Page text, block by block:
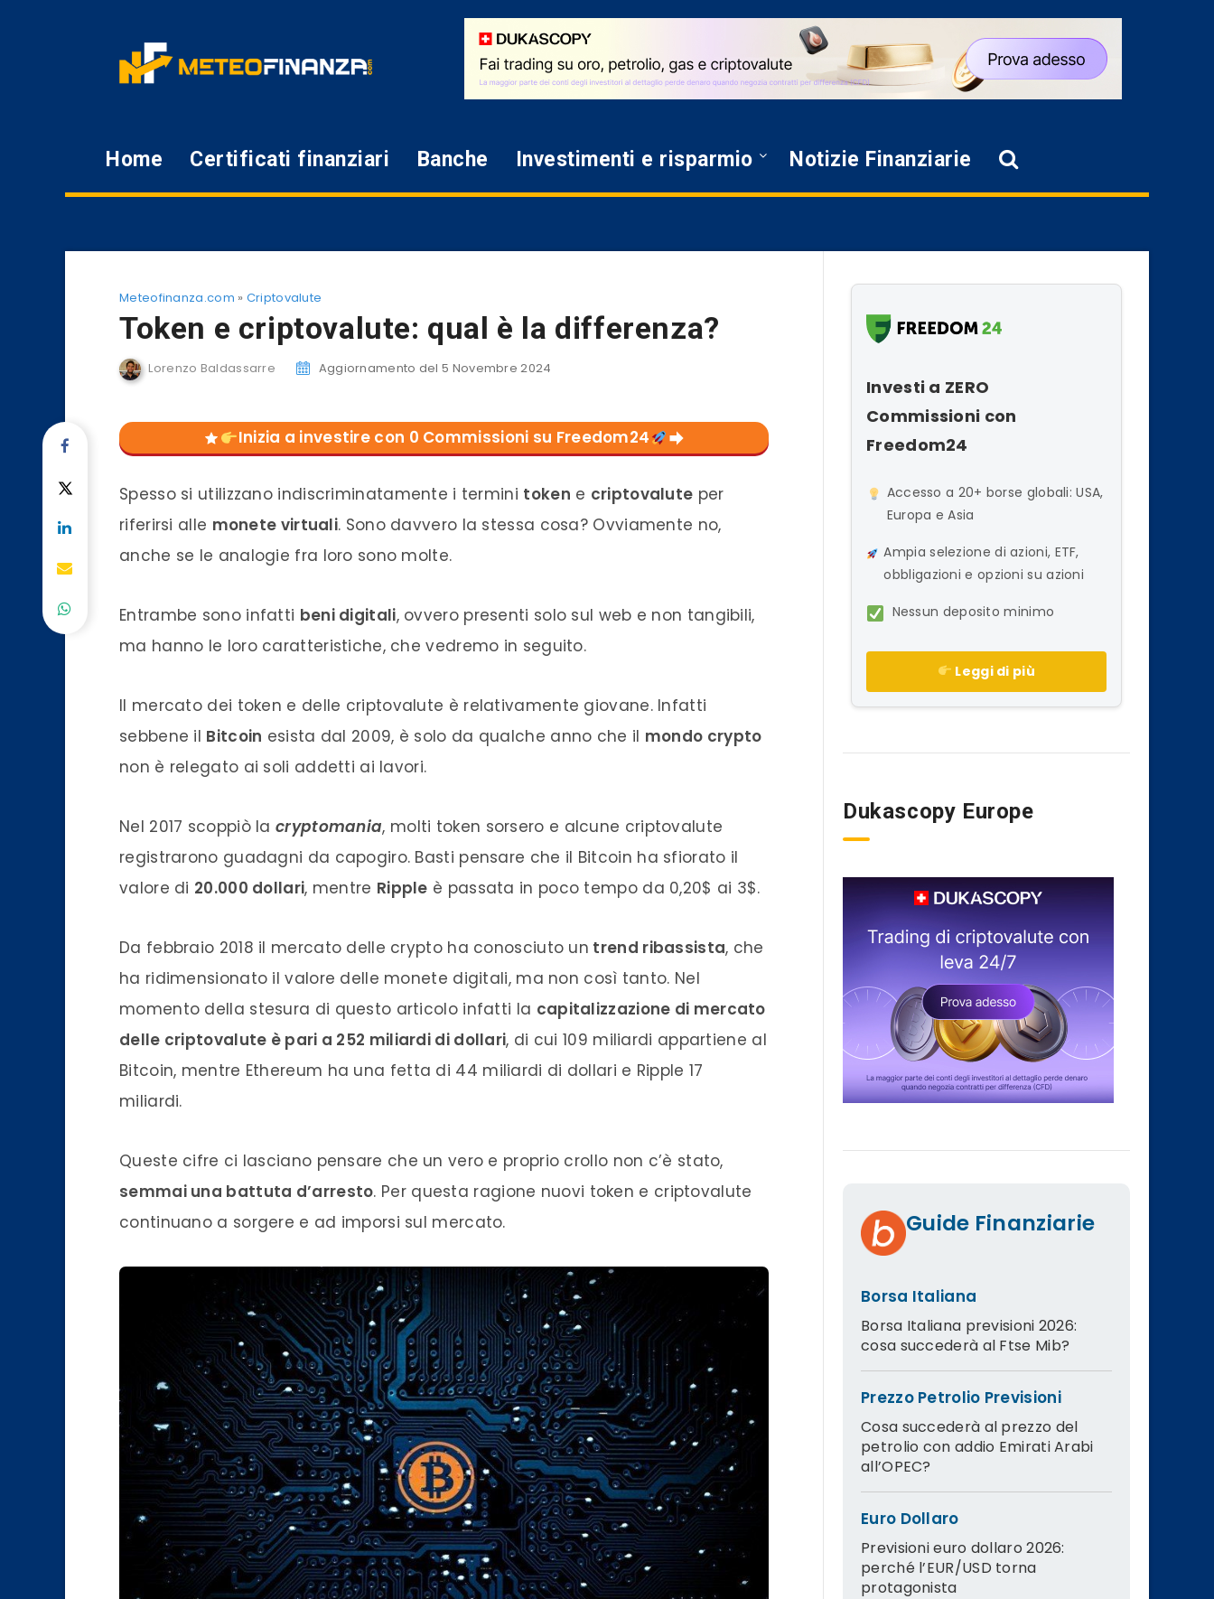
Home Certificati finanziari Banche Investimenti e risparmio Notizie Finanziarie
Meteofinanza.com » Criptovalute
Token e criptovalute: qual è la differenza?
Lorenzo Baldassarre Aggiornamento del 5 Novembre 2024
Inizia a investire con 0 Commissioni su Freedom24
Spesso si utilizzano indiscriminatamente i termini token e criptovalute per
riferirsi alle monete virtuali. Sono davvero la stessa cosa? Ovviamente no,
anche se le analogie fra loro sono molte.
Entrambe sono infatti beni digitali, ovvero presenti solo sul web e non tangibili,
ma hanno le loro caratteristiche, che vedremo in seguito.
Il mercato dei token e delle criptovalute è relativamente giovane. Infatti
sebbene il Bitcoin esista dal 2009, è solo da qualche anno che il mondo crypto
non è relegato ai soli addetti ai lavori.
Nel 2017 scoppiò la cryptomania, molti token sorsero e alcune criptovalute
registrarono guadagni da capogiro. Basti pensare che il Bitcoin ha sfiorato il
valore di 20.000 dollari, mentre Ripple è passata in poco tempo da 0,20$ ai 3$.
Da febbraio 2018 il mercato delle crypto ha conosciuto un trend ribassista, che
ha ridimensionato il valore delle monete digitali, ma non così tanto. Nel
momento della stesura di questo articolo infatti la capitalizzazione di mercato
delle criptovalute è pari a 252 miliardi di dollari, di cui 109 miliardi appartiene al
Bitcoin, mentre Ethereum ha una fetta di 44 miliardi di dollari e Ripple 17
miliardi.
Queste cifre ci lasciano pensare che un vero e proprio crollo non c’è stato,
semmai una battuta d’arresto. Per questa ragione nuovi token e criptovalute
continuano a sorgere e ad imporsi sul mercato.
Investi a ZERO
Commissioni con
Freedom24
Accesso a 20+ borse globali: USA,
Europa e Asia
Ampia selezione di azioni, ETF,
obbligazioni e opzioni su azioni
Nessun deposito minimo
Leggi di più
Dukascopy Europe
Guide Finanziarie
Borsa Italiana
Borsa Italiana previsioni 2026:
cosa succederà al Ftse Mib?
Prezzo Petrolio Previsioni
Cosa succederà al prezzo del
petrolio con addio Emirati Arabi
all’OPEC?
Euro Dollaro
Previsioni euro dollaro 2026:
perché l’EUR/USD torna
protagonista